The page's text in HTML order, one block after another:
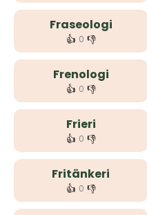
Fraseologi
👍 0 👎
Frenologi
👍 0 👎
Frieri
👍 0 👎
Fritänkeri
👍 0 👎